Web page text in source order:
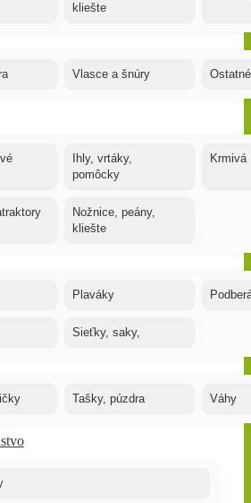
kliešte
Vlasce a šnúry
Ihly, vrtáky,
pomôcky
Krmivá
Nožnice, peány,
kliešte
Plaváky
Sieťky, saky,
Tašky, púzdra Váhy